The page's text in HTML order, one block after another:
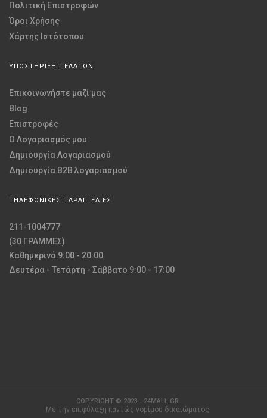
Πολιτική Επιστροφών
Όροι Χρήσης
Χάρτης Ιστότοπου
ΥΠΟΣΤΗΡΙΞΗ ΠΕΛΑΤΩΝ
Επικοινωνήστε μαζί μας
Blog
Επιστροφές
O Λογαριασμός μου
Δημιουργία Λογαριασμού
Δημιουργία B2B λογαριασμού
ΤΗΛΕΦΩΝΙΚΕΣ ΠΑΡΑΓΓΕΛΙΕΣ
211-1004777
(30 ΓΡΑΜΜΕΣ)
Καθημερινά 9:00 - 20:00
Δευτέρα - Τετάρτη - Σάββατο 9:00 - 17:00
COPYRIGHT © 2023 - 24MALL.GR
Με την επιφύλαξη παντώς νομίμου δικαιώματος